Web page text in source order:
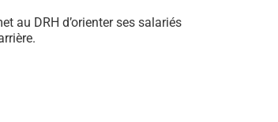
au DRH d’orienter ses salariés